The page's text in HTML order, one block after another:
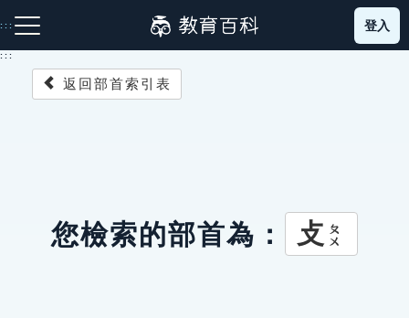
到
主
::: 登入
:::
返回部首索引表
您檢索的部首為： 攴 ㄆㄨ